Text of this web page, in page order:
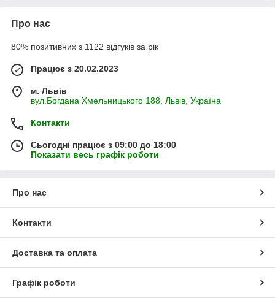
Про нас
80% позитивних з 1122 відгуків за рік
Працює з 20.02.2023
м. Львів
вул.Богдана Хмельницького 188, Львів, Україна
Контакти
Сьогодні працює з 09:00 до 18:00
Показати весь графік роботи
Про нас
Контакти
Доставка та оплата
Графік роботи